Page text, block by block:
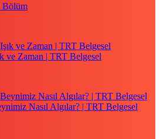
Bölüm
ve Zaman | TRT Belgesel
Nasıl Algılar? | TRT Belgesel